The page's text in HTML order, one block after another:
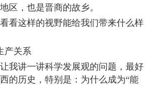
区，也是晋商的故乡。
看这样的视野能给我们带来什么样
产关系
我讲一讲科学发展观的问题，最好
的历史，特别是：为什么成为“能